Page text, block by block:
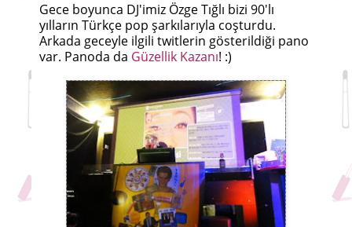
Gece boyunca DJ'imiz Özge Tığlı bizi 90'lı
yılların Türkçe pop şarkılarıyla coşturdu.
Arkada geceyle ilgili twitlerin gösterildiği pano
var. Panoda da Güzellik Kazanı! :)